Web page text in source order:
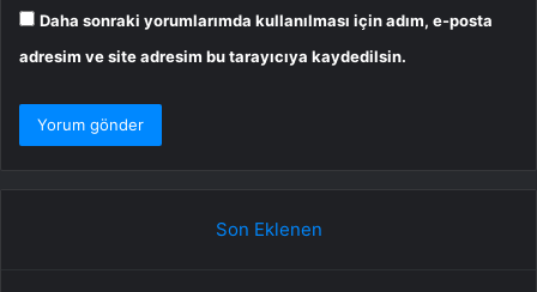
Daha sonraki yorumlarımda kullanılması için adım, e-posta
adresim ve site adresim bu tarayıcıya kaydedilsin.
Son Eklenen